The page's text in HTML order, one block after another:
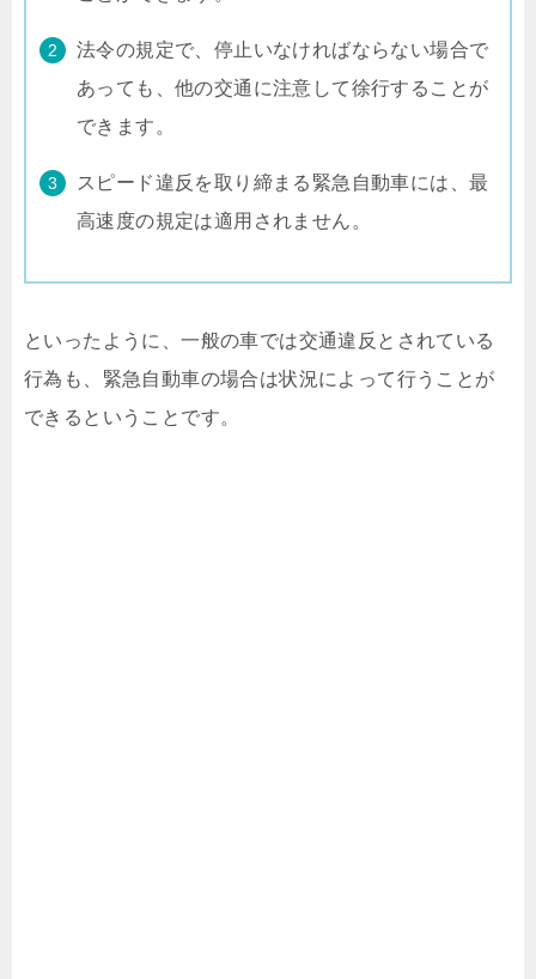
法令の規定で、停止いなければならない場合で
あっても、他の交通に注意して徐行することが
できます。
スピード違反を取り締まる緊急自動車には、最
高速度の規定は適用されません。
といったように、一般の車では交通違反とされている
行為も、緊急自動車の場合は状況によって行うことが
できるということです。